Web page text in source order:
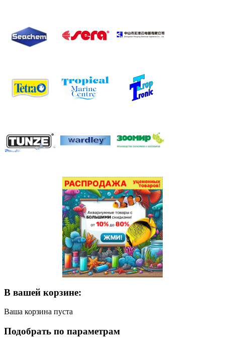
В вашей корзине:
Ваша корзина пуста
Подобрать по параметрам